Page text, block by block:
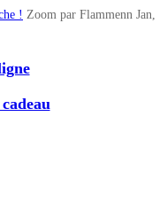
! Zoom par Flammenn Jan,